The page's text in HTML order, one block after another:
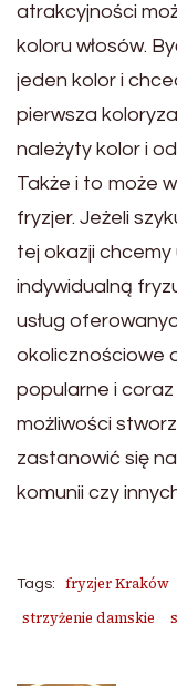
atrakcyjności
koloru włosów.
jeden kolor i
pierwsza
należyty kolor i
Także i to może
fryzjer. Jeżeli
tej okazji chcemy
indywidualną
usług
okolicznościowe
popularne i
możliwości
zastanowić się
komunii czy
Tags: fryzjer Kraków
strzyżenie damskie